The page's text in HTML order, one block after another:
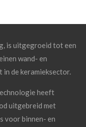
is uitgegroeid tot een
wand- en
de keramieksector.
heeft
uitgebreid met
voor binnen- en